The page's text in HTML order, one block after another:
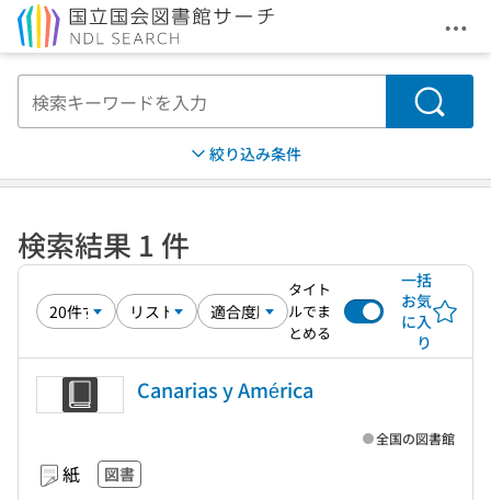
メ
検索
絞り込み条件
検索結果 1 件
タイト
ルでま
とめる
一括
お気
に入
り
Canarias y América
紙 図書
全国の図書館